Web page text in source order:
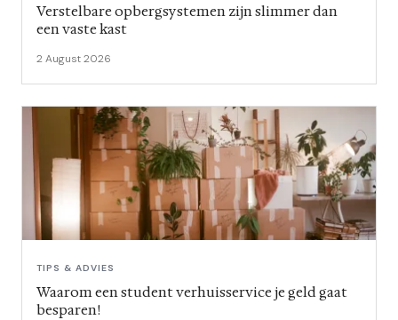
Verstelbare opbergsystemen zijn slimmer dan
een vaste kast
2 August 2026
TIPS & ADVIES
Waarom een student verhuisservice je geld gaat
besparen!